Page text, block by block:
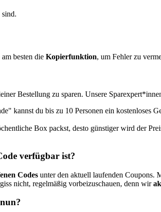
sind.
besten die Kopierfunktion, um Fehler zu
Bestellung zu sparen. Unsere
kannst du bis zu 10 Personen ein kostenloses
Box packst, desto günstiger wird der
verfügbar ist?
Codes unter den aktuell laufenden Coupons.
nicht, regelmäßig vorbeizuschauen, denn wir